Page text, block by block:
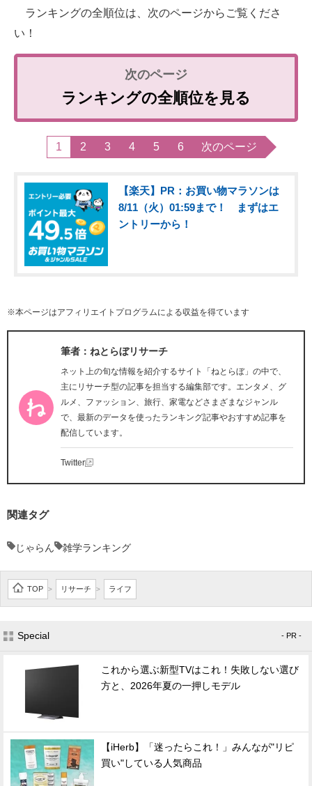
ランキングの全順位は、次のページからご覧くださ
い！
ランキングの全順位を見る
1 2 3 4 5 6 次のページ
【楽天】PR：お買い物マラソンは
8/11（火）01:59まで！ まずはエ
ントリーから！
※本ページはアフィリエイトプログラムによる収益を得ています
筆者：ねとらぼリサーチ
ネット上の旬な情報を紹介するサイト「ねとらぼ」の中で、
主にリサーチ型の記事を担当する編集部です。エンタメ、グ
ルメ、ファッション、旅行、家電などさまざまなジャンル
で、最新のデータを使ったランキング記事やおすすめ記事を
配信しています。
Twitter
関連タグ
じゃらん 雑学ランキング
TOP > リサーチ > ライフ
Special - PR -
これから選ぶ新型TVはこれ！失敗しない選び
方と、2026年夏の一押しモデル
【iHerb】「迷ったらこれ！」みんなが"リピ
買い"している人気商品